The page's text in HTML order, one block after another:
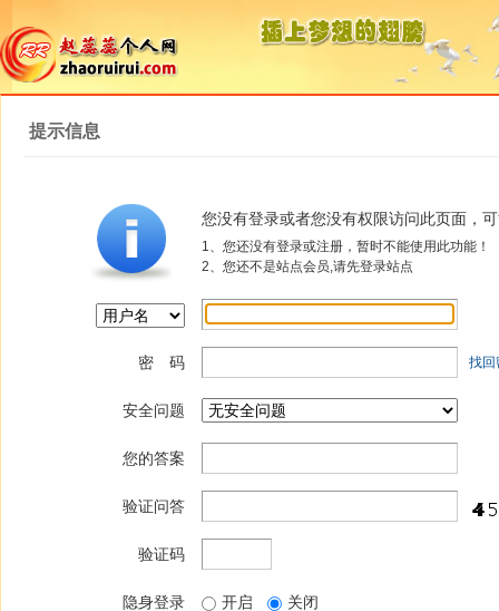
提示信息
您没有登录或者您没有权限访问此页面，
1、您还没有登录或注册，暂时不能使用此功能！
2、您还不是站点会员,请先登录站点
密 码 找回
安全问题
您的答案
验证问答
验证码
隐身登录 开启 关闭